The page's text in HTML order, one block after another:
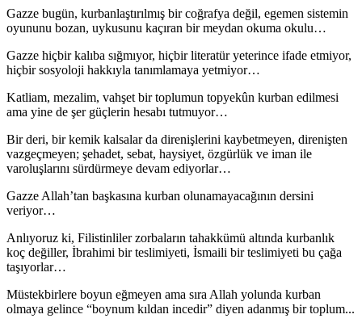
Gazze bugün, kurbanlaştırılmış bir coğrafya değil, egemen sistemin
oyununu bozan, uykusunu kaçıran bir meydan okuma okulu…
Gazze hiçbir kalıba sığmıyor, hiçbir literatür yeterince ifade etmiyor,
hiçbir sosyoloji hakkıyla tanımlamaya yetmiyor…
Katliam, mezalim, vahşet bir toplumun topyekûn kurban edilmesi
ama yine de şer güçlerin hesabı tutmuyor…
Bir deri, bir kemik kalsalar da direnişlerini kaybetmeyen, direnişten
vazgeçmeyen; şehadet, sebat, haysiyet, özgürlük ve iman ile
varoluşlarını sürdürmeye devam ediyorlar…
Gazze Allah’tan başkasına kurban olunamayacağının dersini
veriyor…
Anlıyoruz ki, Filistinliler zorbaların tahakkümü altında kurbanlık
koç değiller, İbrahimi bir teslimiyeti, İsmaili bir teslimiyeti bu çağa
taşıyorlar…
Müstekbirlere boyun eğmeyen ama sıra Allah yolunda kurban
olmaya gelince “boynum kıldan incedir” diyen adanmış bir toplum...